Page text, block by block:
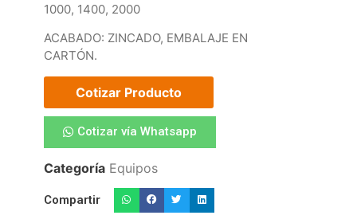
1000, 1400, 2000
ACABADO: ZINCADO, EMBALAJE EN
CARTÓN.
Cotizar Producto
Cotizar vía Whatsapp
Categoría Equipos
Compartir